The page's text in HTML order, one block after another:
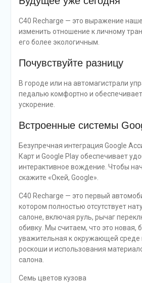
C40 Recharge — это выражение
изменить отношение к личному
его более экологичным.
Почувствуйте разницу
В городе или на автомагистрали
педалью комфортно и
ускорение.
Встроенные системы
Безупречная интеграция Google
Карт и Google Play обеспечивает
интерактивное вождение. Чтобы
скажите «Окей, Google».
C40 Recharge — это первый
котором полностью отсутствует
салоне, включая руль, рычаг
обивку. Мы считаем, что это новая,
уважительная к окружающей среде
роскоши и использования
салона.
Семь цветов кузова